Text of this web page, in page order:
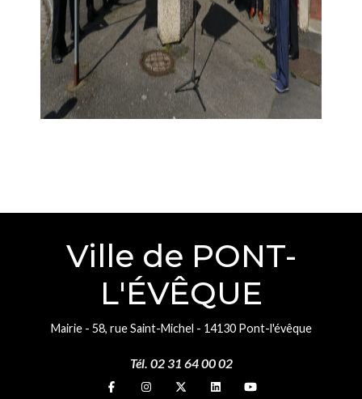
Ville de PONT-
L'ÉVÊQUE
Mairie - 58, rue Saint-Michel - 14130 Pont-l'évêque
Tél. 02 31 64 00 02
Suivez-nous sur
Suivez-nous sur
Suivez-nous sur
Suivez-nous sur
Suivez-nous sur